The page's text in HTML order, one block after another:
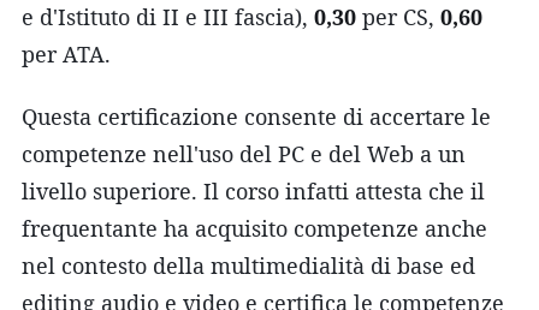
e d'Istituto di II e III fascia), 0,30 per CS, 0,60
per ATA.
Questa certificazione consente di accertare le
competenze nell'uso del PC e del Web a un
livello superiore. Il corso infatti attesta che il
frequentante ha acquisito competenze anche
nel contesto della multimedialità di base ed
editing audio e video e certifica le competenze